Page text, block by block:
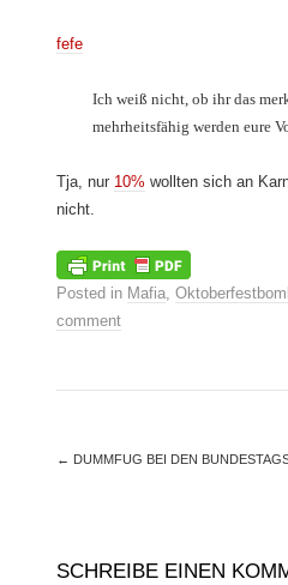
fefe
Ich weiß nicht, ob ihr das
mehrheitsfähig werden eure
Tja, nur 10% wollten sich an
nicht.
Posted in Mafia,
comment
← DUMMFUG BEI DEN
SCHREIBE EINEN